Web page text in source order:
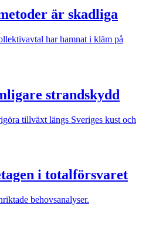
är skadliga
har hamnat i kläm på
strandskydd
tillväxt längs Sveriges kust och
i totalförsvaret
behovsanalyser.